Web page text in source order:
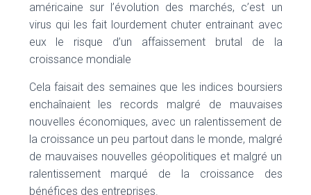
américaine sur l’évolution des marchés, c’est un
virus qui les fait lourdement chuter entrainant avec
eux le risque d’un affaissement brutal de la
croissance mondiale
Cela faisait des semaines que les indices boursiers
enchaînaient les records malgré de mauvaises
nouvelles économiques, avec un ralentissement de
la croissance un peu partout dans le monde, malgré
de mauvaises nouvelles géopolitiques et malgré un
ralentissement marqué de la croissance des
bénéfices des entreprises.